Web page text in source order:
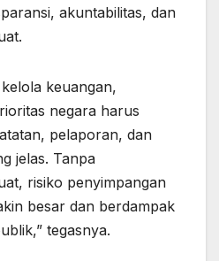
akuntabilitas, dan
keuangan,
negara harus
pelaporan, dan
jelas. Tanpa
risiko penyimpangan
besar dan berdampak
tegasnya.